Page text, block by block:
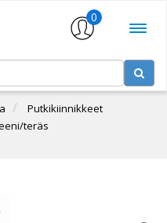
0
Putkikiinnikkeet
teräs